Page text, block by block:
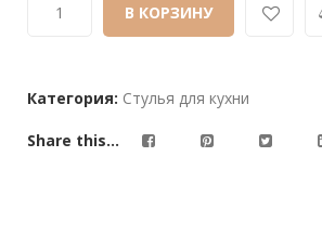
based
ratings
В КОРЗИНУ
Категория: Стулья для кухни
Share this...